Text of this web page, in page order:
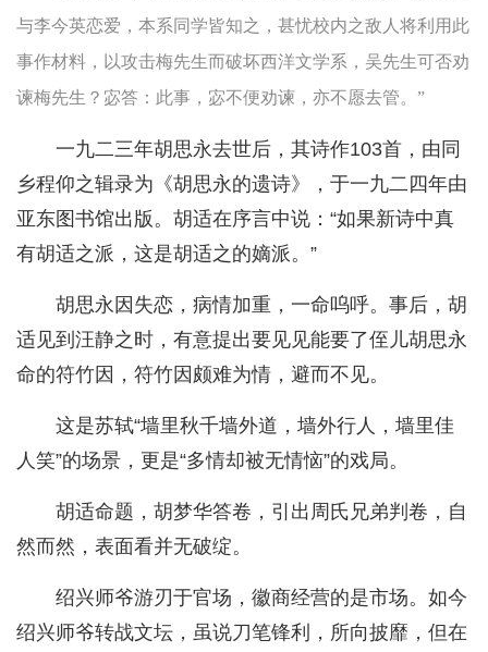
与李今英恋爱，本系同学皆知之，甚忧校内之敌人将利用此
事作材料，以攻击梅先生而破坏西洋文学系，吴先生可否劝
谏梅先生？宓答：此事，宓不便劝谏，亦不愿去管。”
一九二三年胡思永去世后，其诗作103首，由同
乡程仰之辑录为《胡思永的遗诗》，于一九二四年由
亚东图书馆出版。胡适在序言中说：“如果新诗中真
有胡适之派，这是胡适之的嫡派。”
胡思永因失恋，病情加重，一命呜呼。事后，胡
适见到汪静之时，有意提出要见见能要了侄儿胡思永
命的符竹因，符竹因颇难为情，避而不见。
这是苏轼“墙里秋千墙外道，墙外行人，墙里佳
人笑”的场景，更是“多情却被无情恼”的戏局。
胡适命题，胡梦华答卷，引出周氏兄弟判卷，自
然而然，表面看并无破绽。
绍兴师爷游刃于官场，徽商经营的是市场。如今
绍兴师爷转战文坛，虽说刀笔锋利，所向披靡，但在